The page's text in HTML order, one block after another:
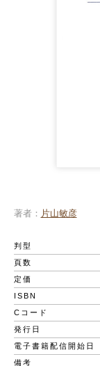
著者 片山敏彦
判型
頁数
定価
ISBN
Cコード
発行日
電子書籍配信開始日
備考